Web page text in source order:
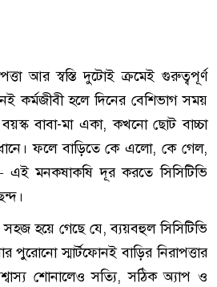
আর স্বস্তি দুটোই ক্রমেই গুরুত্বপূর্ণ
কর্মজীবী হলে দিনের বেশিভাগ সময়
বাবা-মা একা, কখনো ছোট বাচ্চা
ফলে বাড়িতে কে এলো, কে গেল,
মনকষাকষি দূর করতে সিসিটিভি
হয়ে গেছে যে, ব্যয়বহুল সিসিটিভি
পুরোনো স্মার্টফোনই বাড়ির নিরাপত্তার
শোনালেও সত্যি, সঠিক অ্যাপ ও